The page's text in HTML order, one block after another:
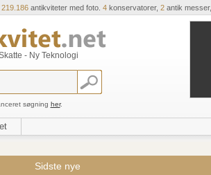
219.186antikviteter med foto. 4konservatorer, 2antik messer,
- Ny Teknologi
søgning her.
Sidste nye